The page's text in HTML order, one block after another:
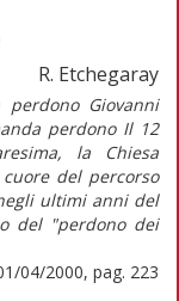
R. Etchegaray
Giovanni
perdono Il 12
la Chiesa
del percorso
ultimi anni del
del "perdono dei
04/2000, pag. 223